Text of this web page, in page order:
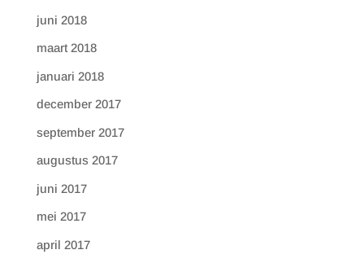
juni 2018
maart 2018
januari 2018
december 2017
september 2017
augustus 2017
juni 2017
mei 2017
april 2017